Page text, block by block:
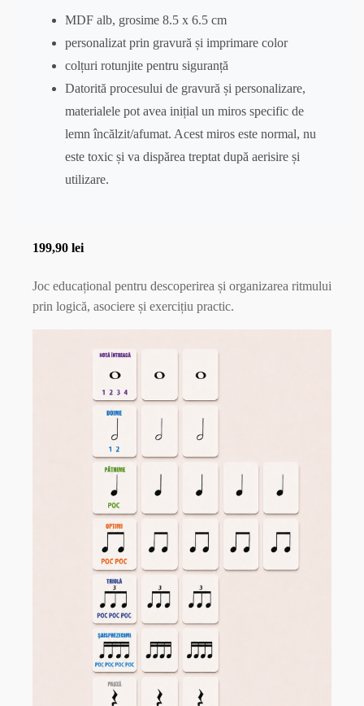
MDF alb, grosime 8.5 x 6.5 cm
personalizat prin gravură și imprimare color
colțuri rotunjite pentru siguranță
Datorită procesului de gravură și personalizare,
materialele pot avea inițial un miros specific de
lemn încălzit/afumat. Acest miros este normal, nu
este toxic și va dispărea treptat după aerisire și
utilizare.
199,90 lei
Joc educațional pentru descoperirea și organizarea ritmului
prin logică, asociere și exercițiu practic.